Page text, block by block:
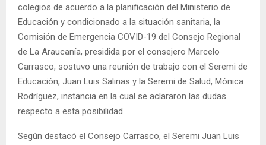
colegios de acuerdo a la planificación del Ministerio de
Educación y condicionado a la situación sanitaria, la
Comisión de Emergencia COVID-19 del Consejo Regional
de La Araucanía, presidida por el consejero Marcelo
Carrasco, sostuvo una reunión de trabajo con el Seremi de
Educación, Juan Luis Salinas y la Seremi de Salud, Mónica
Rodríguez, instancia en la cual se aclararon las dudas
respecto a esta posibilidad.
Según destacó el Consejo Carrasco, el Seremi Juan Luis